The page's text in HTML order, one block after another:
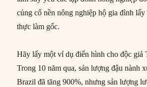
củng cố nền nông nghiệp hộ gia đình
thực làm gốc.
Hãy lấy một ví dụ điển hình cho độc giả
Trong 10 năm qua, sản lượng đậu nành
Brazil đã tăng 900%, nhưng sản lượng